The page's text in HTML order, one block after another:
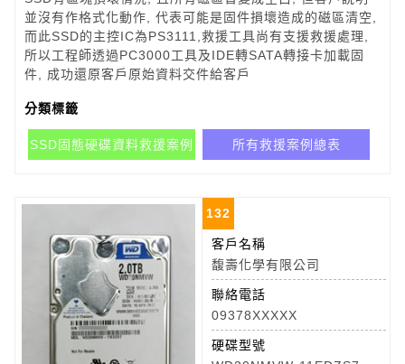
並沒有作格式化動作, 代表可能是固件損壞造成的磁區清空,
而此SSD的主控IC為PS3111,救援工具尚有支援救援處理,
所以工程師透過PC3000工具及IDE轉SATA轉接卡加載固
件, 成功還原客戶原始資料交件給客戶
分類標籤
SSD固態硬碟資料救援案例 所有救援案例總表
132
客戶名稱
馥壽化學有限公司
聯絡電話
09378XXXXX
硬碟型號